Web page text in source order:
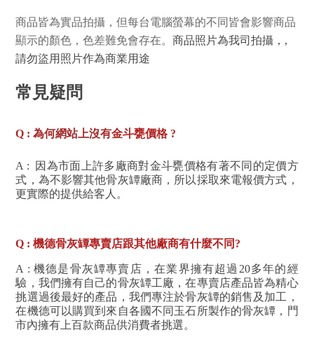
商品皆為實品拍攝，但每台電腦螢幕的不同皆會影響商品
顯示的顏色，色差難免會存在。 商品照片為我司拍攝，,
請勿盜用照片作為商業用途
常見疑問
Q : 為何網站上沒有金斗甕價格 ?
A : 因為市面上許多廠商對金斗甕價格有著不同的定價方
式，為不影響其他骨灰罈廠商，所以採取來電報價方式，
更實際的提供給客人。
Q : 機德骨灰罈專賣店跟其他廠商有什麼不同?
A : 機德是骨灰罈專賣店，在業界擁有超過20多年的經
驗，我們擁有自己的骨灰罈工廠，在專賣店產品皆為精心
挑選過後最好的產品，我們專注於骨灰罈的銷售及加工 ，
在機德可以購買到來自各國不同玉石所製作的骨灰罈，門
市內擁有上百款商品供消費者挑選。